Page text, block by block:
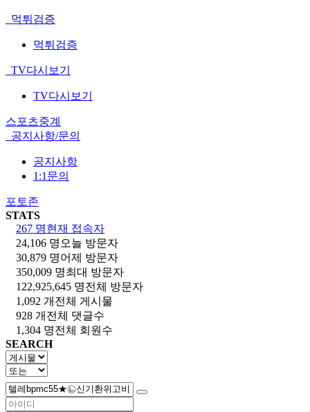
먹튀검증
먹튀검증
TV다시보기
TV다시보기
스포츠중계
공지사항/문의
공지사항
1:1문의
포토존
STATS
267 명현재 접속자
24,106 명 오늘 방문자
30,879 명어제 방문자
350,009 명최대 방문자
122,925,645 명전체 방문자
1,092 개 전체 게시물
928 개 전체 댓글수
1,304 명전체 회원수
SEARCH